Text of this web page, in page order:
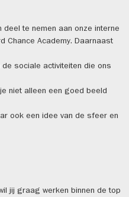
te nemen aan onze interne
Chance Academy. Daarnaast
sociale activiteiten die ons
niet alleen een goed beeld
ook een idee van de sfeer en
jij graag werken binnen de top